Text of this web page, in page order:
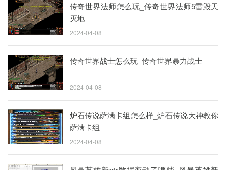
传奇世界法师怎么玩_传奇世界法师5雷毁天
灭地
2024-04-08
传奇世界战士怎么玩_传奇世界暴力战士
2024-04-08
炉石传说萨满卡组怎么样_炉石传说大神教你
萨满卡组
2024-04-08